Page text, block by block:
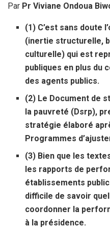
Par Pr Viviane Ondoua
(1) C’est sans doute
(inertie structurelle,
culturelle) qui est
publiques en plus du
des agents publics.
(2) Le Document de
la pauvreté (Dsrp),
stratégie élaboré
Programmes
(3) Bien que les
les rapports de
établissements
difficile de savoir
coordonner la
à la présidence.